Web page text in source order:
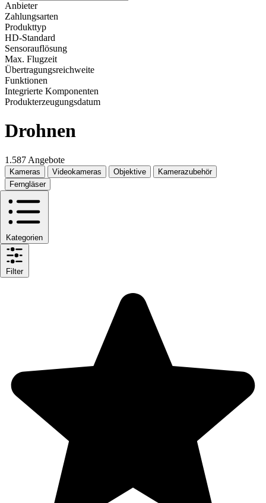
Anbieter
Zahlungsarten
Produkttyp
HD-Standard
Sensorauflösung
Max. Flugzeit
Übertragungsreichweite
Funktionen
Integrierte Komponenten
Produkterzeugungsdatum
Drohnen
1.587 Angebote
Kameras Videokameras Objektive
Kamerazubehör
Ferngläser
Kategorien
Filter